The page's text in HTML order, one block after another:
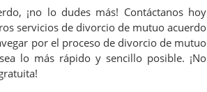
¡no lo dudes más! Contáctanos hoy
servicios de divorcio de mutuo acuerdo
por el proceso de divorcio de mutuo
lo más rápido y sencillo posible. ¡No